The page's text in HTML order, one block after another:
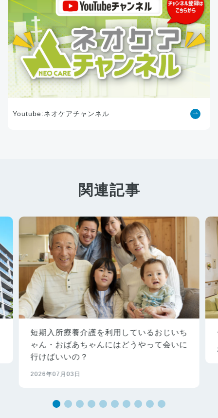
Youtube:ネオケアチャンネル
関連記事
短期入所療養介護を利用しているおじいち
ゃん・おばあちゃんにはどうやって会いに
行けばいいの？
2026年07月03日